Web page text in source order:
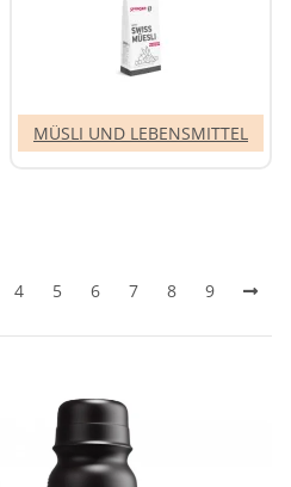
MÜSLI UND LEBENSMITTEL
4 5 6 7 8 9